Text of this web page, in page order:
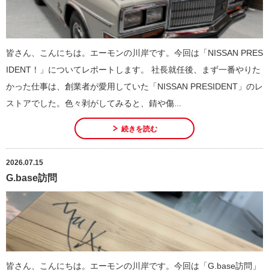
皆さん、こんにちは。エーモンの川岸です。今回は「NISSAN PRES
IDENT！」についてレポートします。 社長就任後、まず一番やりた
かった仕事は、創業者が愛用していた「NISSAN PRESIDENT」のレ
ストアでした。色々剥がしてみると、錆や傷...
続きを読む
2026.07.15
G.base訪問
皆さん、こんにちは。エーモンの川岸です。今回は「G.base訪問」